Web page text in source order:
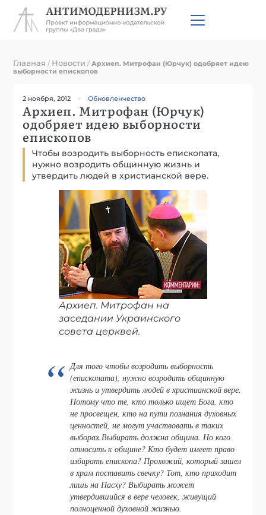
Главная / Новости /Архиеп. Митрофан (Юрчук) одобряет идею
выборности епископов
2 ноября, 2012 Обновленчество
Архиеп. Митрофан (Юрчук)
одобряет идею выборности
епископов
Чтобы возродить выборность епископата,
нужно возродить общинную жизнь и
утвердить людей в христианской вере.
Архиеп. Митрофан на
заседании Украинского
совета церквей.
Для того чтобы возродить выборность
(епископата), нужно возродить общинную
жизнь и утвердить людей в христианской вере.
Потому что те, кто только ищет Бога, кто
не просвещен, кто на пути познания духовных
ценностей, не могут участвовать в таких
выборах.Выбирать должна община. Но кого
относить к общине? Кто будет имеет право
избирать епископа? Прохожий, который зашел
в храм поставить свечку? Тот, кто приходит
лишь на Пасху? Выбирать может
утвердившийся в вере человек, живущий
полноценной духовной жизнью.